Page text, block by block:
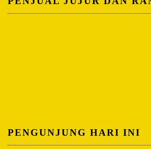
PENGUNJUNG HARI INI